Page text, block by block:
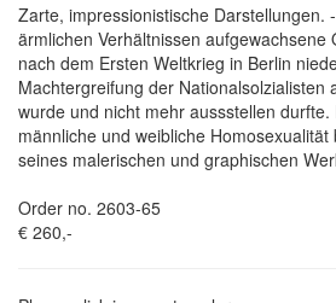
Zarte, impressionistische Darstellungen.
ärmlichen Verhältnissen aufgewachsene
nach dem Ersten Weltkrieg in Berlin
Machtergreifung der Nationalsolzialisten
wurde und nicht mehr aussstellen
männliche und weibliche
seines malerischen und graphischen
Order no. 2603-65
€ 260,-